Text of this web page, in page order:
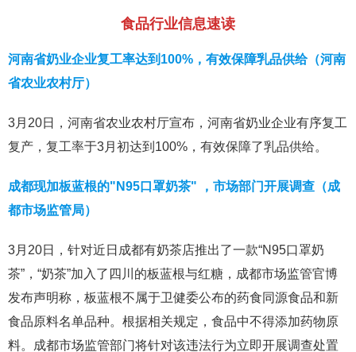
食品行业信息速读
河南省奶业企业复工率达到100%，有效保障乳品供给（河南
省农业农村厅）
3月20日，河南省农业农村厅宣布，河南省奶业企业有序复工
复产，复工率于3月初达到100%，有效保障了乳品供给。
成都现加板蓝根的"N95口罩奶茶" ，市场部门开展调查（成
都市场监管局）
3月20日，针对近日成都有奶茶店推出了一款“N95口罩奶
茶”，“奶茶”加入了四川的板蓝根与红糖，成都市场监管官博
发布声明称，板蓝根不属于卫健委公布的药食同源食品和新
食品原料名单品种。根据相关规定，食品中不得添加药物原
料。成都市场监管部门将针对该违法行为立即开展调查处置